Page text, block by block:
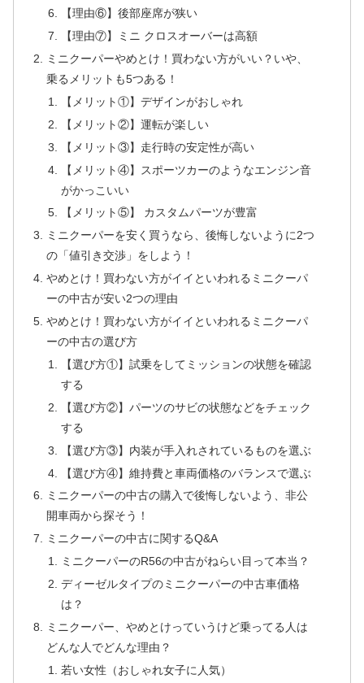
【理由⑥】後部座席が狭い
【理由⑦】ミニ クロスオーバーは高額
ミニクーパーやめとけ！買わない方がいい？いや、
乗るメリットも5つある！
【メリット①】デザインがおしゃれ
【メリット②】運転が楽しい
【メリット③】走行時の安定性が高い
【メリット④】スポーツカーのようなエンジン音
がかっこいい
【メリット⑤】 カスタムパーツが豊富
ミニクーパーを安く買うなら、後悔しないように2つ
の「値引き交渉」をしよう！
やめとけ！買わない方がイイといわれるミニクーパ
ーの中古が安い2つの理由
やめとけ！買わない方がイイといわれるミニクーパ
ーの中古の選び方
【選び方①】試乗をしてミッションの状態を確認
する
【選び方②】パーツのサビの状態などをチェック
する
【選び方③】内装が手入れされているものを選ぶ
【選び方④】維持費と車両価格のバランスで選ぶ
ミニクーパーの中古の購入で後悔しないよう、非公
開車両から探そう！
ミニクーパーの中古に関するQ&A
ミニクーパーのR56の中古がねらい目って本当？
ディーゼルタイプのミニクーパーの中古車価格
は？
ミニクーパー、やめとけっていうけど乗ってる人は
どんな人でどんな理由？
若い女性（おしゃれ女子に人気）